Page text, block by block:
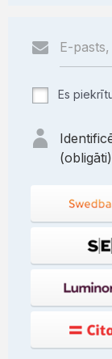
Es
(obligāti)